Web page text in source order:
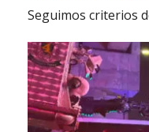
Seguimos criterios